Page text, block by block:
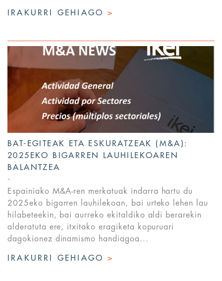
IRAKURRI GEHIAGO>
BAT-EGITEAK ETA ESKURATZEAK (M&A):
2025EKO BIGARREN LAUHILEKOAREN
BALANTZEA
Espainiako M&A-ren merkatuak indarra hartu du
2025eko bigarren lauhilekoan, bai urteko lehen lau
hilabeteekin, bai aurreko ekitaldiko aldi berarekin
alderatuta ere, itxitako eragiketa kopuruari
dagokionez dinamismo handiagoa...
IRAKURRI GEHIAGO>